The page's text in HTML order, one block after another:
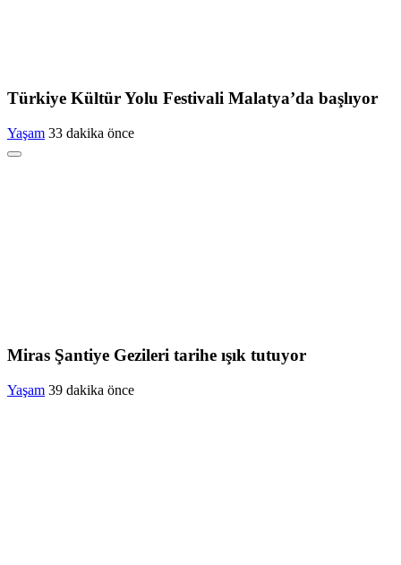
Türkiye Kültür Yolu Festivali Malatya’da başlıyor
Yaşam 33 dakika önce
Miras Şantiye Gezileri tarihe ışık tutuyor
Yaşam 39 dakika önce